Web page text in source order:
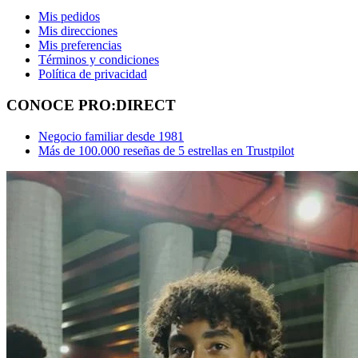
Mis pedidos
Mis direcciones
Mis preferencias
Términos y condiciones
Política de privacidad
CONOCE PRO:DIRECT
Negocio familiar desde 1981
Más de 100.000 reseñas de 5 estrellas en Trustpilot